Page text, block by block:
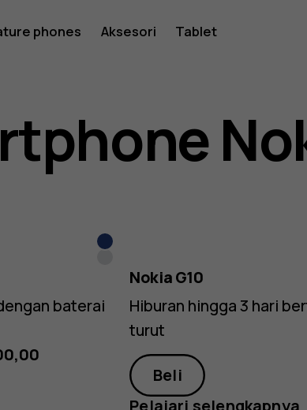
phones Aksesori Tablet
Night
baterai
Nokia G10
Hiburan hingga 3 hari
turut
Beli